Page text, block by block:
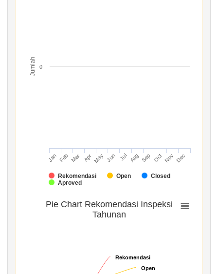
Jumlah
Rekomendasi Open
Closed
Aproved
Jan Feb Mar Apr May Jun Jul Aug Sep Oct Nov Dec
0
Pie Chart Rekomendasi Inspeksi
Tahunan
Rekomendasi
Rekomendasi
Open
Open